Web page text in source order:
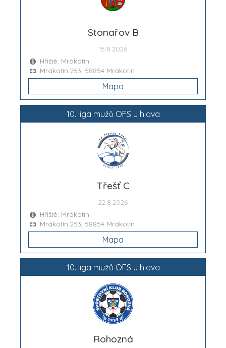
Stonařov B
15.8.2026
Hřiště: Mrákotín
Mrákotín 253, 58854 Mrákotín
Mapa
10. liga mužů OFS Jihlava
Třešť C
22.8.2026
Hřiště: Mrákotín
Mrákotín 253, 58854 Mrákotín
Mapa
10. liga mužů OFS Jihlava
Rohozná